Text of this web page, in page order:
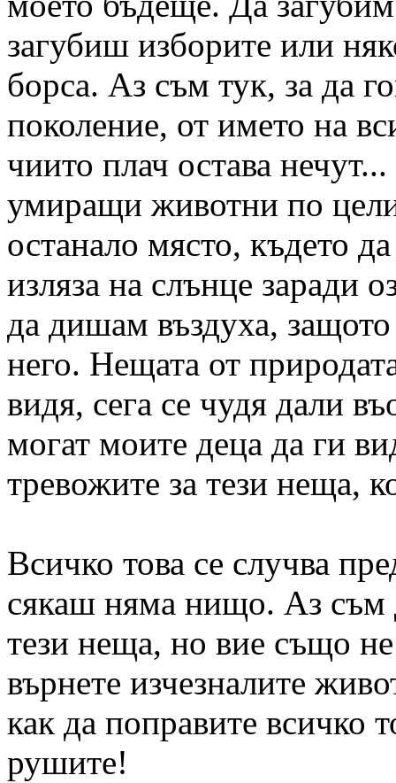
загубиш изборите или
борса. Аз съм тук, за да
поколение, от името на
чиито плач остава
умиращи животни по
останало място, където
изляза на слънце заради
да дишам въздуха,
него. Нещата от
видя, сега се чудя дали
могат моите деца да ги
тревожите за тези неща,
Всичко това се случва
сякаш няма нищо. Аз съм
тези неща, но вие също не
върнете изчезналите
как да поправите всичко
рушите!